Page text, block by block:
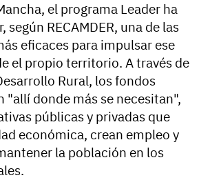
el programa Leader ha
según RECAMDER, una de las
eficaces para impulsar ese
el propio territorio. A través de
Rural, los fondos
"allí donde más se necesitan",
públicas y privadas que
económica, crean empleo y
la población en los